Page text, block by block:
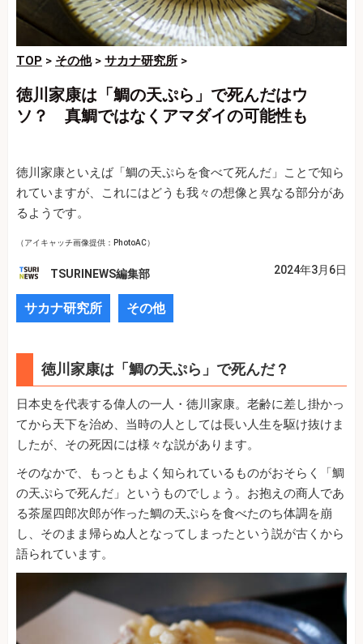
TOP > その他> サカナ研究所 >
徳川家康は「鯛の天ぷら」で死んだはウ
ソ？ 真鯛ではなくアマダイの可能性も
徳川家康といえば「鯛の天ぷらを食べて死んだ」ことで知ら
れていますが、これにはどうも我々の想像と異なる部分があ
るようです。
（アイキャッチ画像提供：PhotoAC）
TSURINEWS編集部 2024年3月6日
サカナ研究所 その他
徳川家康は「鯛の天ぷら」で死んだ？
日本史を代表する偉人の一人・徳川家康。老齢に差し掛かっ
てから天下を治め、当時の人としては長い人生を駆け抜けま
したが、その死因には様々な説があります。
そのなかで、もっともよく知られているものがおそらく「鯛
の天ぷらで死んだ」というものでしょう。お抱えの商人であ
る茶屋四郎次郎が作った鯛の天ぷらを食べたのち体調を崩
し、そのまま帰らぬ人となってしまったという説が古くから
語られています。